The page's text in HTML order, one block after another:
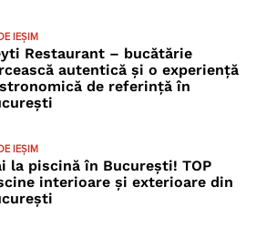
IEȘIM
Restaurant – bucătărie
autentică și o experiență
de referință în
IEȘIM
la piscină în București! TOP
interioare și exterioare din